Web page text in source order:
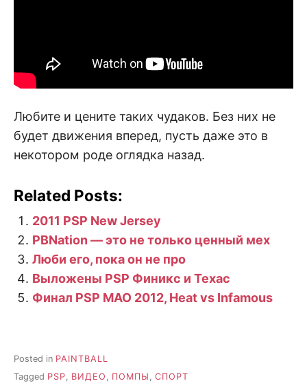
Любите и цените таких чудаков. Без них не
будет движения вперед, пусть даже это в
некотором роде оглядка назад.
Related Posts:
2011 PSP New Jersey
PBNation — это не только ценный мех
Люби его, пока он не про
Выложены PSP Финикс и Техас
Финал PSP MAO 2012, Heat vs Infamous
Posted in PAINTBALL
Tagged PSP, ВИДЕО , ПОМПЫ , СПОРТ